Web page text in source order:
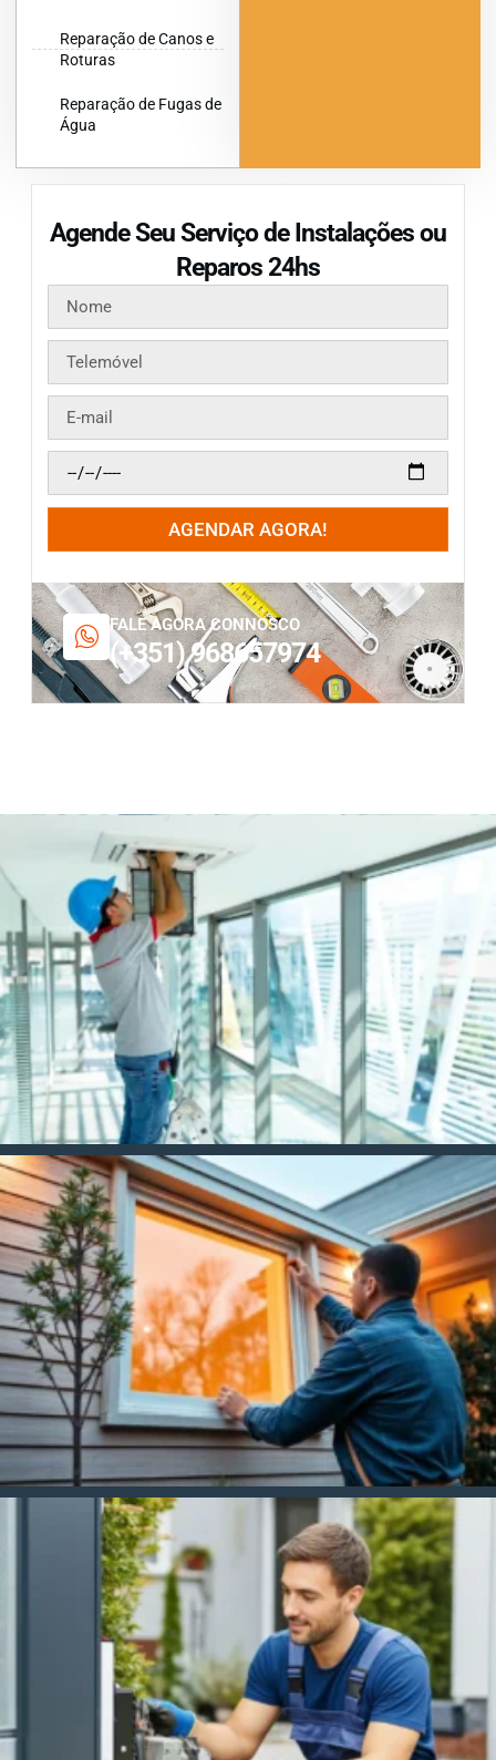
Reparação de Canos e
Roturas
Reparação de Fugas de
Água
Agende Seu Serviço de Instalações ou
Reparos 24hs
AGENDAR AGORA!
FALE AGORA CONNOSCO
(+351) 968657974